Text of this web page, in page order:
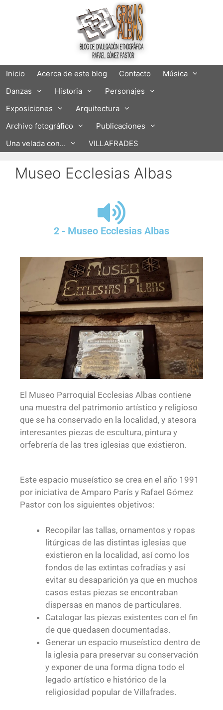
Inicio Acerca de este blog Contacto
Música
Danzas
Historia
Personajes
Exposiciones
Arquitectura
Archivo fotográfico
Publicaciones
Una velada con…
VILLAFRADES
Museo Ecclesias Albas
2 - Museo Ecclesias Albas
El Museo Parroquial Ecclesias Albas contiene
una muestra del patrimonio artístico y religioso
que se ha conservado en la localidad, y atesora
interesantes piezas de escultura, pintura y
orfebrería de las tres iglesias que existieron.
Este espacio museístico se crea en el año 1991
por iniciativa de Amparo París y Rafael Gómez
Pastor con los siguientes objetivos:
Recopilar las tallas, ornamentos y ropas
litúrgicas de las distintas iglesias que
existieron en la localidad, así como los
fondos de las extintas cofradías y así
evitar su desaparición ya que en muchos
casos estas piezas se encontraban
dispersas en manos de particulares.
Catalogar las piezas existentes con el fin
de que quedasen documentadas.
Generar un espacio museístico dentro de
la iglesia para preservar su conservación
y exponer de una forma digna todo el
legado artístico e histórico de la
religiosidad popular de Villafrades.